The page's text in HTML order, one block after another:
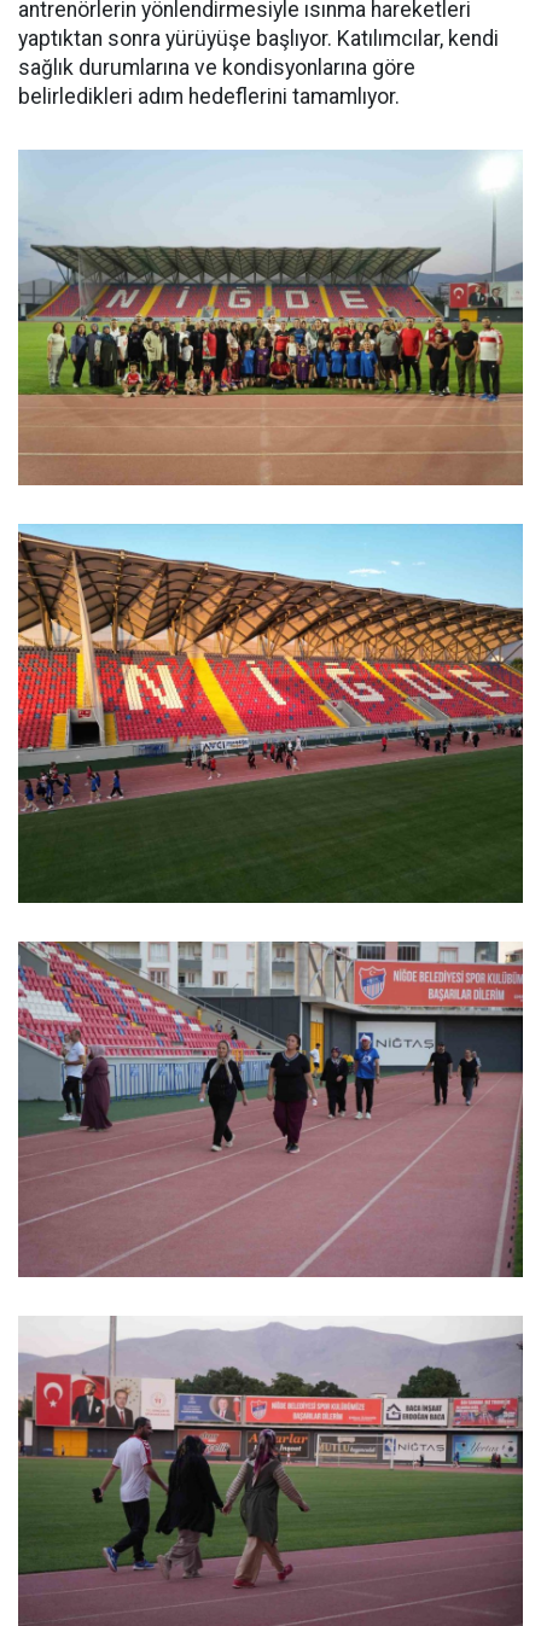
antrenörlerin yönlendirmesiyle ısınma hareketleri
yaptıktan sonra yürüyüşe başlıyor. Katılımcılar, kendi
sağlık durumlarına ve kondisyonlarına göre
belirledikleri adım hedeflerini tamamlıyor.